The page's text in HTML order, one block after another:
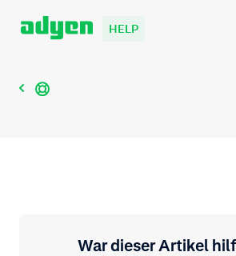
HELP
War dieser Artikel